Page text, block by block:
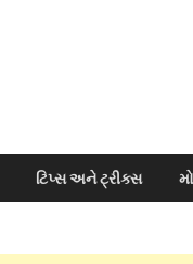
ટિપ્સ અને ટ્રીક્સ